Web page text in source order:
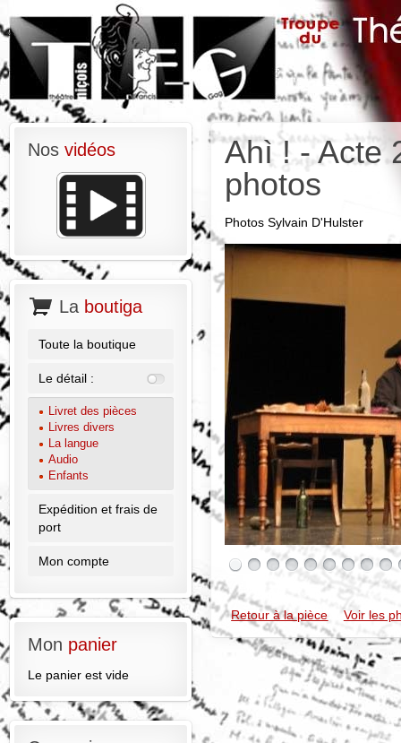
Ahì ! - Acte
photos
Photos Sylvain D'Hulster
Retour à la pièce Voir les
Nos vidéos
La boutiga
Toute la boutique
Le détail :
Livret des pièces
Livres divers
La langue
Audio
Enfants
Expédition et frais de
port
Mon compte
Mon panier
Le panier est vide